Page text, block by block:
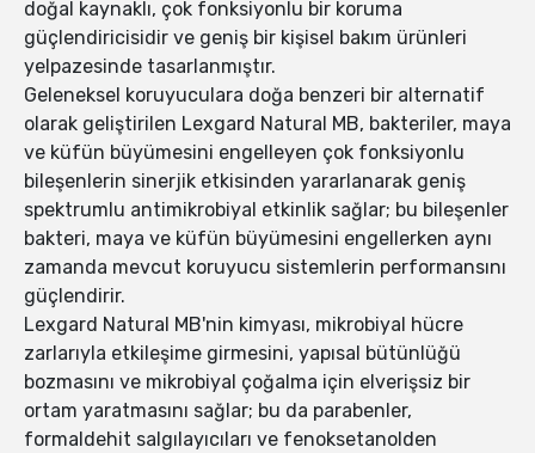
doğal kaynaklı, çok fonksiyonlu bir koruma
güçlendiricisidir ve geniş bir kişisel bakım ürünleri
yelpazesinde tasarlanmıştır.
Geleneksel koruyuculara doğa benzeri bir alternatif
olarak geliştirilen Lexgard Natural MB, bakteriler, maya
ve küfün büyümesini engelleyen çok fonksiyonlu
bileşenlerin sinerjik etkisinden yararlanarak geniş
spektrumlu antimikrobiyal etkinlik sağlar; bu bileşenler
bakteri, maya ve küfün büyümesini engellerken aynı
zamanda mevcut koruyucu sistemlerin performansını
güçlendirir.
Lexgard Natural MB'nin kimyası, mikrobiyal hücre
zarlarıyla etkileşime girmesini, yapısal bütünlüğü
bozmasını ve mikrobiyal çoğalma için elverişsiz bir
ortam yaratmasını sağlar; bu da parabenler,
formaldehit salgılayıcıları ve fenoksetanolden